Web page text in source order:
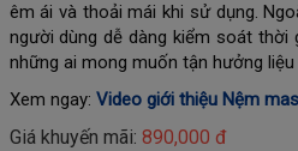
êm ái và thoải mái khi sử dụng.
người dùng dễ dàng kiểm soát thời
những ai mong muốn tận hưởng
Xem ngay: Video giới thiệu Nệm
Giá khuyến mãi: 890,000 đ